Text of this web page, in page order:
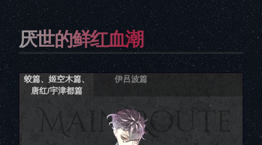
厌世的鲜红血潮
蛟篇、姬空木篇、
唐红/宇津都篇
Main Route
伊吕波篇